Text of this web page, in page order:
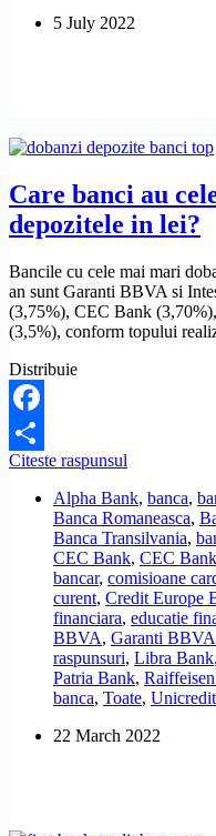
5 July 2022
Care banci au
depozitele in lei?
Bancile cu cele mai mari
an sunt Garanti BBVA si
(3,75%), CEC Bank
(3,5%), conform topului
Distribuie
Facebook
Share
Citeste raspunsul
au
cele
mai
mari
dobanzi
la
depozitele
in
lei?
Alpha Bank, banca,
Banca Romaneasca,
Banca Transilvania,
CEC Bank, CEC Bank
bancar, comisioane
curent, Credit Europe
financiara, educatie
BBVA, Garanti BBVA
raspunsuri, Libra Bank,
Patria Bank,
banca, Toate, Unicredit
22 March 2022